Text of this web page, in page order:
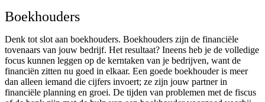
Boekhouders
Denk tot slot aan boekhouders. Boekhouders zijn de financiële
tovenaars van jouw bedrijf. Het resultaat? Ineens heb je de volledige
focus kunnen leggen op de kerntaken van je bedrijven, want de
financiën zitten nu goed in elkaar. Een goede boekhouder is meer
dan alleen iemand die cijfers invoert; ze zijn jouw partner in
financiële planning en groei. De tijden van problemen met de fiscus